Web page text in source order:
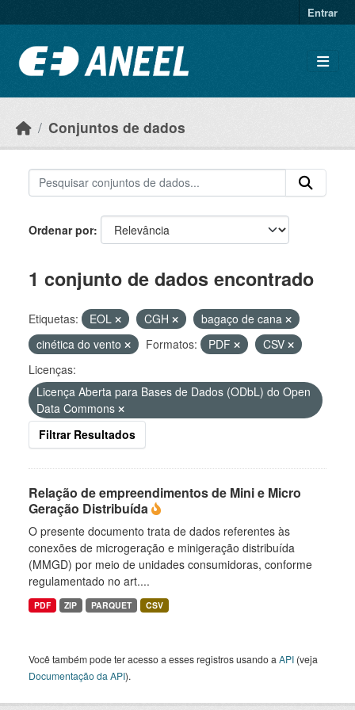
Entrar
Conjuntos de dados
Ordenar por
1 conjunto de dados encontrado
Etiquetas: EOL CGH
bagaço de cana
cinética do vento
Formatos: PDF
CSV
Licenças:
Licença Aberta para Bases de Dados (ODbL) do Open
Data Commons
Filtrar Resultados
Relação de empreendimentos de Mini e Micro
Geração Distribuída
O presente documento trata de dados referentes às
conexões de microgeração e minigeração distribuída
(MMGD) por meio de unidades consumidoras, conforme
regulamentado no art....
PDF ZIP PARQUET CSV
Você também pode ter acesso a esses registros usando a API (veja
Documentação da API).